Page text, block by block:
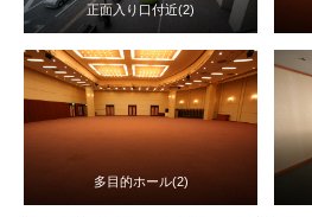
正面入り口付近(2)
多目的ホール(2)